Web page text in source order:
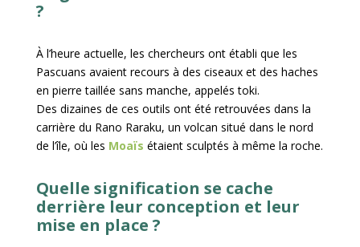
?
À l’heure actuelle, les chercheurs ont établi que les
Pascuans avaient recours à des ciseaux et des haches
en pierre taillée sans manche, appelés toki.
Des dizaines de ces outils ont été retrouvées dans la
carrière du Rano Raraku, un volcan situé dans le nord
de l’île, où les Moaïs étaient sculptés à même la roche.
Quelle signification se cache
derrière leur conception et leur
mise en place ?